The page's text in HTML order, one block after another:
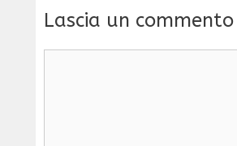
Lascia un commento